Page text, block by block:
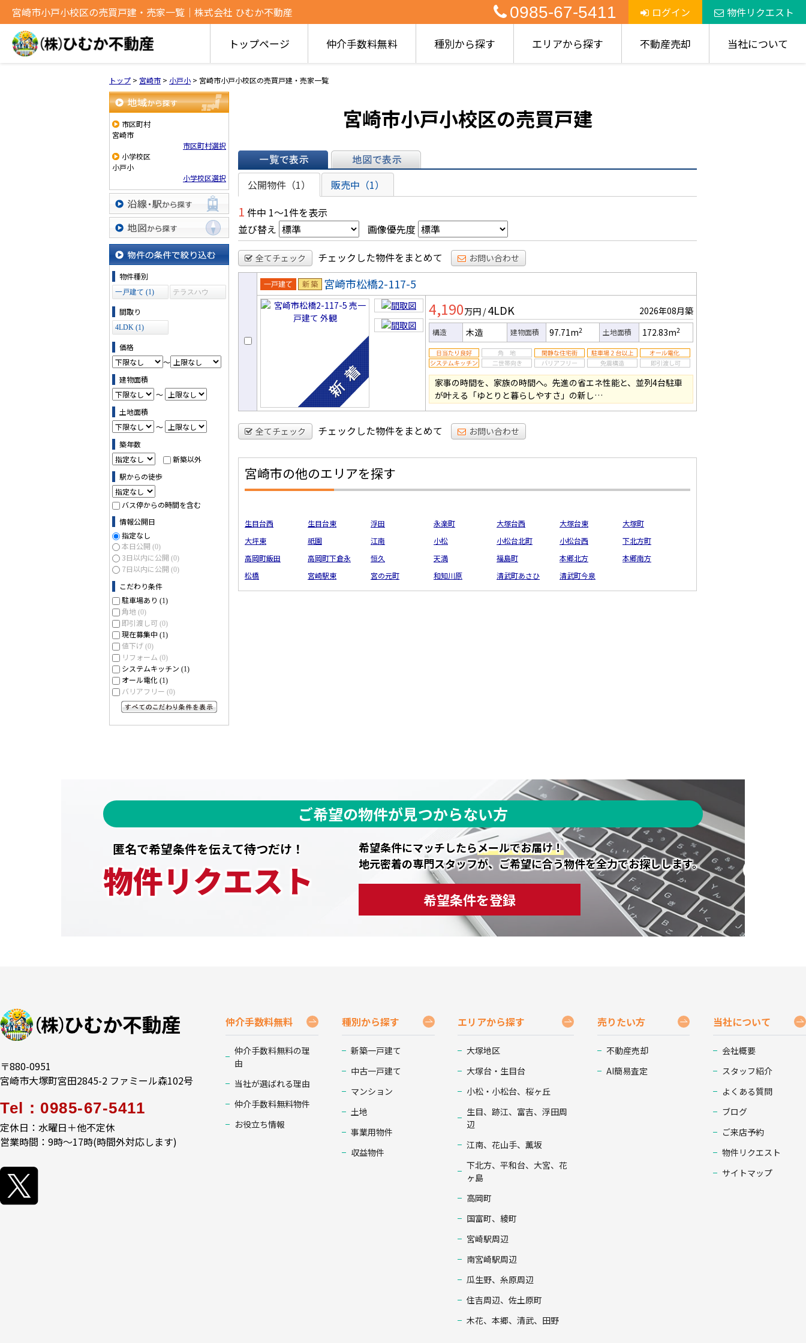
宮崎市小戸小校区の売買戸建・売家一覧｜株式会社 ひむか不動産 0985-67-5411 ログイン 物件リクエスト
トップページ 仲介手数料無料 種別から探す エリアから探す 不動産売却 当社について
トップ > 宮崎市 > 小戸小 > 宮崎市小戸小校区の売買戸建・売家一覧
地域から探す
市区町村
宮崎市
市区町村選択
小学校区
小戸小
小学校区選択
沿線・駅から探す
地図から探す
物件の条件で絞り込む
物件種別
一戸建て (1)
テラスハウ
間取り
4LDK (1)
価格
～
建物面積
～
土地面積
～
築年数
新築以外
駅からの徒歩
バス停からの時間を含む
情報公開日
指定なし
本日公開 (0)
3日以内に公開 (0)
7日以内に公開 (0)
こだわり条件
駐車場あり (1)
角地 (0)
即引渡し可 (0)
現在募集中 (1)
値下げ (0)
リフォーム (0)
システムキッチン (1)
オール電化 (1)
バリアフリー (0)
宮崎市小戸小校区の売買戸建
一覧で表示 地図で表示
公開物件（1） 販売中（1）
1 件中 1～1件を表示
並び替え
画像優先度
全てチェック チェックした物件をまとめて お問い合わせ
売一戸建
て
新築
宮崎市松橋2-117-5
4,190万円 / 4LDK 2026年08月築
構造 木造 建物面積 97.71m2 土地面積 172.83m2
家事の時間を、家族の時間へ。先進の省エネ性能と、並列4台駐車
が叶える「ゆとりと暮らしやすさ」の新し…
全てチェック チェックした物件をまとめて お問い合わせ
宮崎市の他のエリアを探す
生目台西 生目台東 浮田 永楽町 大塚台西 大塚台東
大塚町
大坪東
祇園 江南 小松 小松台北町 小松台西
下北方町
高岡町飯田
高岡町下倉永 恒久 天満 福島町 本郷北方
本郷南方
松橋
宮崎駅東 宮の元町 和知川原 清武町あさひ 清武町今泉
ご希望の物件が見つからない方
匿名で希望条件を伝えて待つだけ！
物件リクエスト
希望条件にマッチしたらメールでお届け！
地元密着の専門スタッフが、ご希望に合う物件を全力でお探しします。
希望条件を登録
〒880-0951
宮崎市大塚町宮田2845-2 ファミール森102号
Tel：0985-67-5411
定休日：水曜日＋他不定休
営業時間：9時～17時(時間外対応します)
仲介手数料無料
仲介手数料無料の理
由
当社が選ばれる理由
仲介手数料無料物件
お役立ち情報
種別から探す
新築一戸建て
中古一戸建て
マンション
土地
事業用物件
収益物件
エリアから探す
大塚地区
大塚台・生目台
小松・小松台、桜ヶ丘
生目、跡江、富吉、浮田周
辺
江南、花山手、薫坂
下北方、平和台、大宮、花
ヶ島
高岡町
国富町、綾町
宮崎駅周辺
南宮崎駅周辺
瓜生野、糸原周辺
住吉周辺、佐土原町
木花、本郷、清武、田野
売りたい方
不動産売却
AI簡易査定
当社について
会社概要
スタッフ紹介
よくある質問
ブログ
ご来店予約
物件リクエスト
サイトマップ